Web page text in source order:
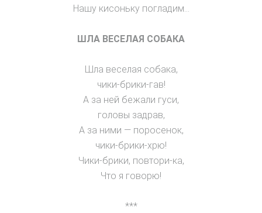
Нашу кисоньку погладим…
ШЛА ВЕСЕЛАЯ СОБАКА
Шла веселая собака,
чики-брики-гав!
А за ней бежали гуси,
головы задрав,
А за ними — поросенок,
чики-брики-хрю!
Чики-брики, повтори-ка,
Что я говорю!
***